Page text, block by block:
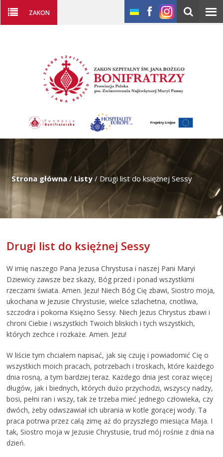
ZAKON
Strona główna / Listy / Drugi list do księżnej Sessy
Drugi list do księżnej Sessy
W imię naszego Pana Jezusa Chrystusa i naszej Pani Maryi
Dziewicy zawsze bez skazy, Bóg przed i ponad wszystkimi
rzeczami świata. Amen. Jezu! Niech Bóg Cię zbawi, Siostro moja,
ukochana w Jezusie Chrystusie, wielce szlachetna, cnotliwa,
szczodra i pokorna Księżno Sessy. Niech Jezus Chrystus zbawi i
chroni Ciebie i wszystkich Twoich bliskich i tych wszystkich,
których zechce i rozkaże. Amen. Jezu!
W liście tym chciałem napisać, jak się czuję i powiadomić Cię o
wszystkich moich pracach, potrzebach i troskach, które każdego
dnia rosną, a tym bardziej teraz. Każdego dnia jest coraz więcej
długów, jak i biednych, których dużo przychodzi, wszyscy nadzy,
bosi, pełni ran i wszy, tak że trzeba mieć jednego człowieka, czy
dwóch, żeby odwszawiał ich ubrania w kotle gorącej wody. Ta
praca potrwa przez całą zimę aż do przyszłego miesiąca Maja. I
tak, Siostro moja w Jezusie Chrystusie, trud mój rośnie z dnia na
dzień.